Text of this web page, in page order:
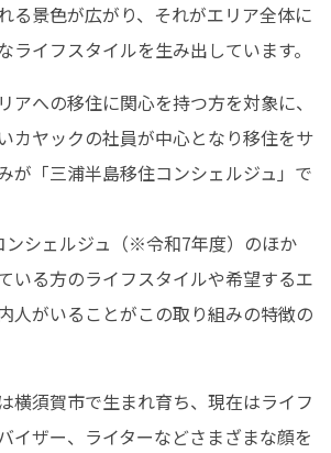
る景色が広がり、それがエリア全体に
ライフスタイルを生み出しています。
アへの移住に関心を持つ方を対象に、
カヤックの社員が中心となり移住をサ
が「三浦半島移住コンシェルジュ」で
ンシェルジュ（※令和7年度）のほか
いる方のライフスタイルや希望するエ
人がいることがこの取り組みの特徴の
横須賀市で生まれ育ち、現在はライフ
イザー、ライターなどさまざまな顔を